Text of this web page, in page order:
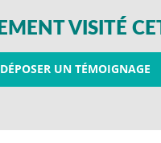
VISITÉ
DÉPOSER UN TÉMOIGNAGE